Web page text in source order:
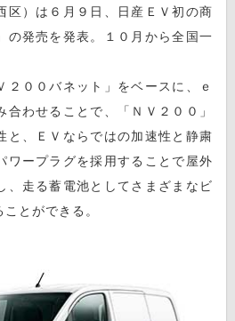
）は６月９日、日産ＥＶ初の商
発売を発表。１０月から全国一
００バネット」をベースに、ｅ
わせることで、「ＮＶ２００」
と、ＥＶならではの加速性と静粛
ワープラグを採用することで屋外
、走る蓄電池としてさまざまなビ
とができる。